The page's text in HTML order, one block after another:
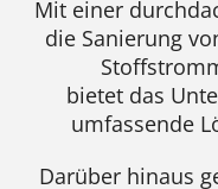
Mit einer
die Sanierung
bietet das
umfassende
Darüber hinaus